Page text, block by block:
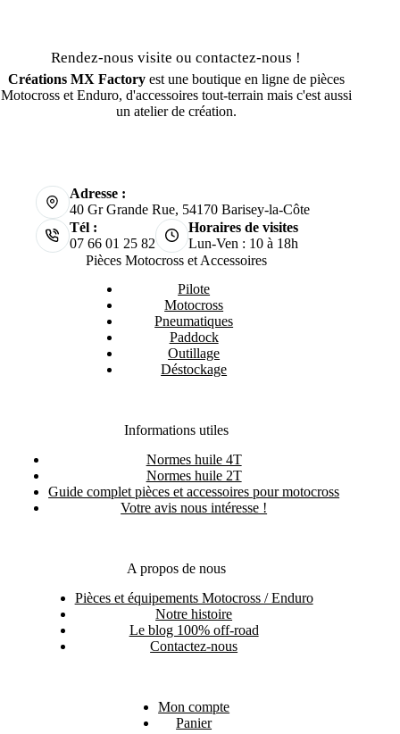
Rendez-nous visite ou contactez-nous !
Créations MX Factoryest une boutique en ligne de pièces
Motocross et Enduro, d'accessoires tout-terrain mais c'est aussi
un atelier de création.
Adresse :
40 Gr Grande Rue, 54170 Barisey-la-Côte
Tél :
07 66 01 25 82
Horaires de visites
Lun-Ven : 10 à 18h
Pièces Motocross et Accessoires
Pilote
Motocross
Pneumatiques
Paddock
Outillage
Déstockage
Informations utiles
Normes huile 4T
Normes huile 2T
Guide complet pièces et accessoires pour motocross
Votre avis nous intéresse !
A propos de nous
Pièces et équipements Motocross / Enduro
Notre histoire
Le blog 100% off-road
Contactez-nous
Mon compte
Panier